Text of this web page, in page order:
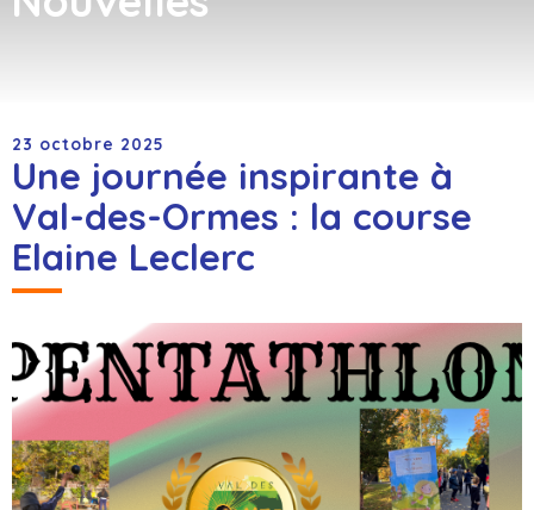
23 octobre 2025
Une journée inspirante à
Val-des-Ormes : la course
Elaine Leclerc